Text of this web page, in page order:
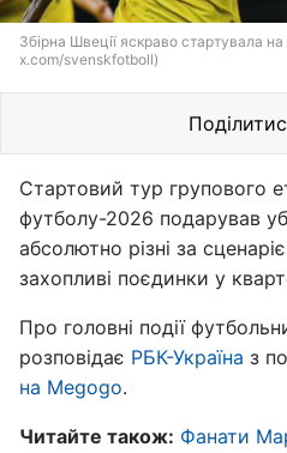
Збірна Швеції яскраво стартувала на
x.com/svenskfotboll)
Стартовий тур групового
футболу-2026 подарував
абсолютно різні за
захопливі поєдинки у
Про головні події
розповідає РБК-Україна з
на Megogo.
Читайте також: Фанати